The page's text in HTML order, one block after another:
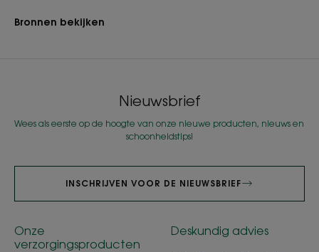
Bronnen bekijken
Nieuwsbrief
Wees als eerste op de hoogte van onze nieuwe producten, nieuws en
schoonheidstips!
INSCHRIJVEN VOOR DE NIEUWSBRIEF
Onze
verzorgingsproducten
Deskundig advies